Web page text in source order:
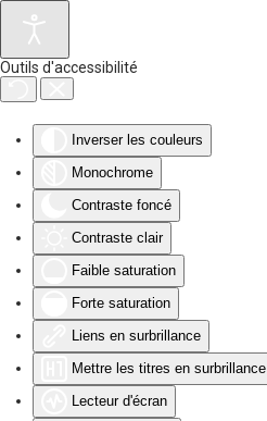
Outils d'accessibilité
Inverser les couleurs
Monochrome
Contraste foncé
Contraste clair
Faible saturation
Forte saturation
Liens en surbrillance
Mettre les titres en surbrillance
Lecteur d'écran
Accéder au contenu principal